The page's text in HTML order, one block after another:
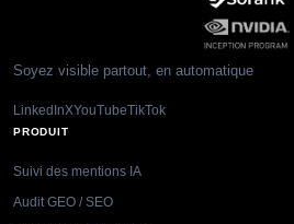
Soyez visible partout, en automatique
LinkedInXYouTubeTikTok
PRODUIT
Suivi des mentions IA
Audit GEO / SEO